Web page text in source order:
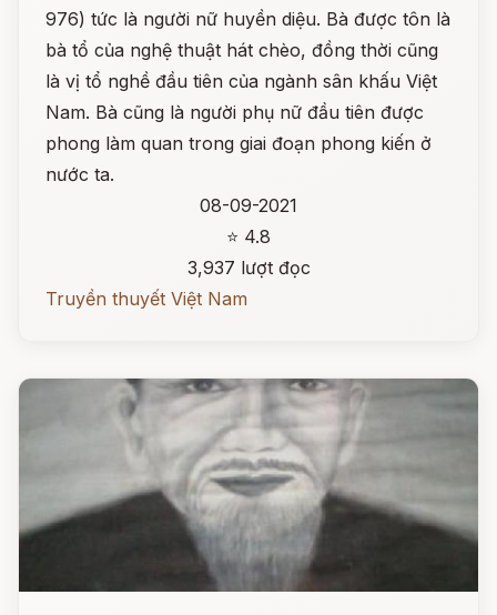
976) tức là người nữ huyền diệu. Bà được tôn là
bà tổ của nghệ thuật hát chèo, đồng thời cũng
là vị tổ nghề đầu tiên của ngành sân khấu Việt
Nam. Bà cũng là người phụ nữ đầu tiên được
phong làm quan trong giai đoạn phong kiến ở
nước ta.
08-09-2021
⭐ 4.8
3,937 lượt đọc
Truyền thuyết Việt Nam